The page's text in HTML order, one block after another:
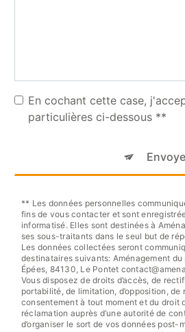
En cochant cette case,
particulières ci-dessous **
** Les données personnelles
fins de vous contacter et sont
informatisé. Elles sont destinées à
ses sous-traitants dans le seul but de
Les données collectées seront
destinataires suivants: Aménagement
Épées, 84130, Le Pontet
Vous disposez de droits d’accès, de
portabilité, de limitation, d’opposition, de
consentement à tout moment et du droit
réclamation auprès d’une autorité de
d’organiser le sort de vos données post-